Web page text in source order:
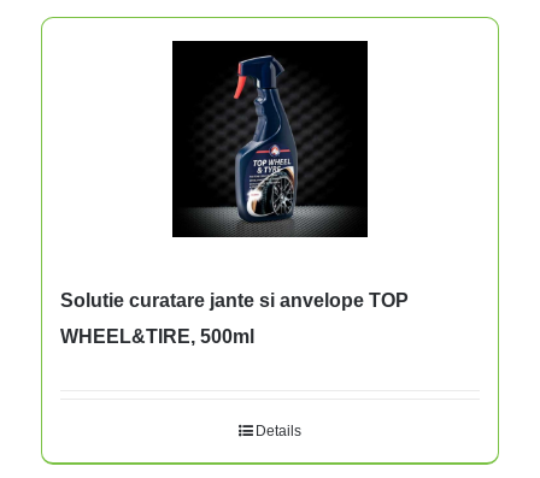
Solutie curatare jante si anvelope TOP
WHEEL&TIRE, 500ml
Details